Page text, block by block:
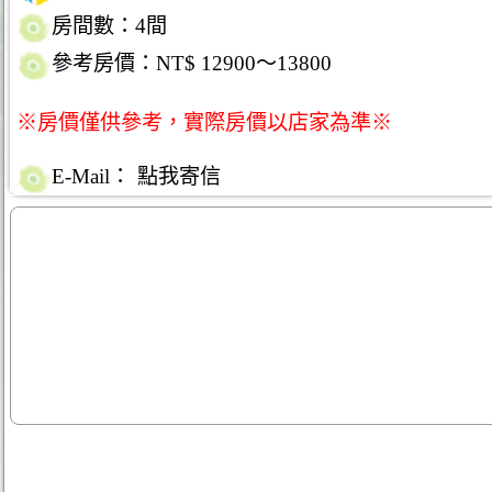
房間數：4間
參考房價：NT$ 12900～13800
※房價僅供參考，實際房價以店家為準※
E-Mail： 點我寄信